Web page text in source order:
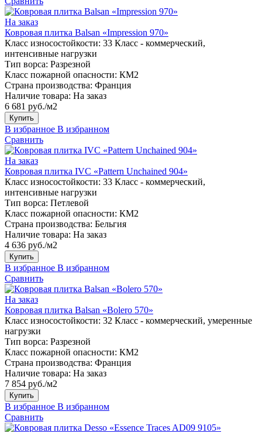
На заказ
Ковровая плитка Balsan «Impression 970»
Класс износостойкости: 33 Класс - коммерческий,
интенсивные нагрузки
Тип ворса: Разрезной
Класс пожарной опасности: КМ2
Страна производства: Франция
Наличие товара: На заказ
6 681 руб./м2
Купить
В избранное В избранном
Сравнить
На заказ
Ковровая плитка IVC «Pattern Unchained 904»
Класс износостойкости: 33 Класс - коммерческий,
интенсивные нагрузки
Тип ворса: Петлевой
Класс пожарной опасности: КМ2
Страна производства: Бельгия
Наличие товара: На заказ
4 636 руб./м2
Купить
В избранное В избранном
Сравнить
На заказ
Ковровая плитка Balsan «Bolero 570»
Класс износостойкости: 32 Класс - коммерческий, умеренные
нагрузки
Тип ворса: Разрезной
Класс пожарной опасности: КМ2
Страна производства: Франция
Наличие товара: На заказ
7 854 руб./м2
Купить
В избранное В избранном
Сравнить